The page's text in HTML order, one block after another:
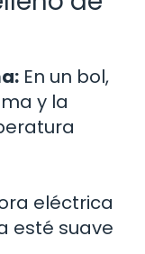
En un bol,
y la
eléctrica
esté suave